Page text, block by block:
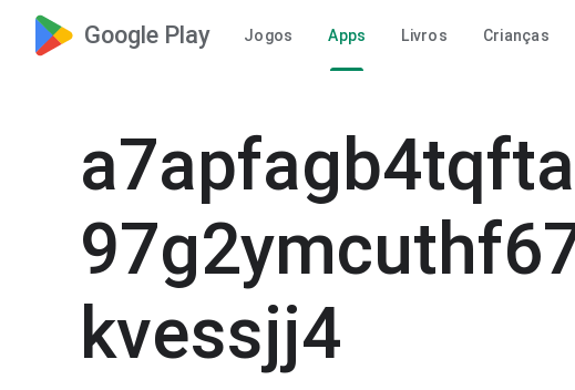
Google Play Jogos Apps Livros Crianças
kvessjj4